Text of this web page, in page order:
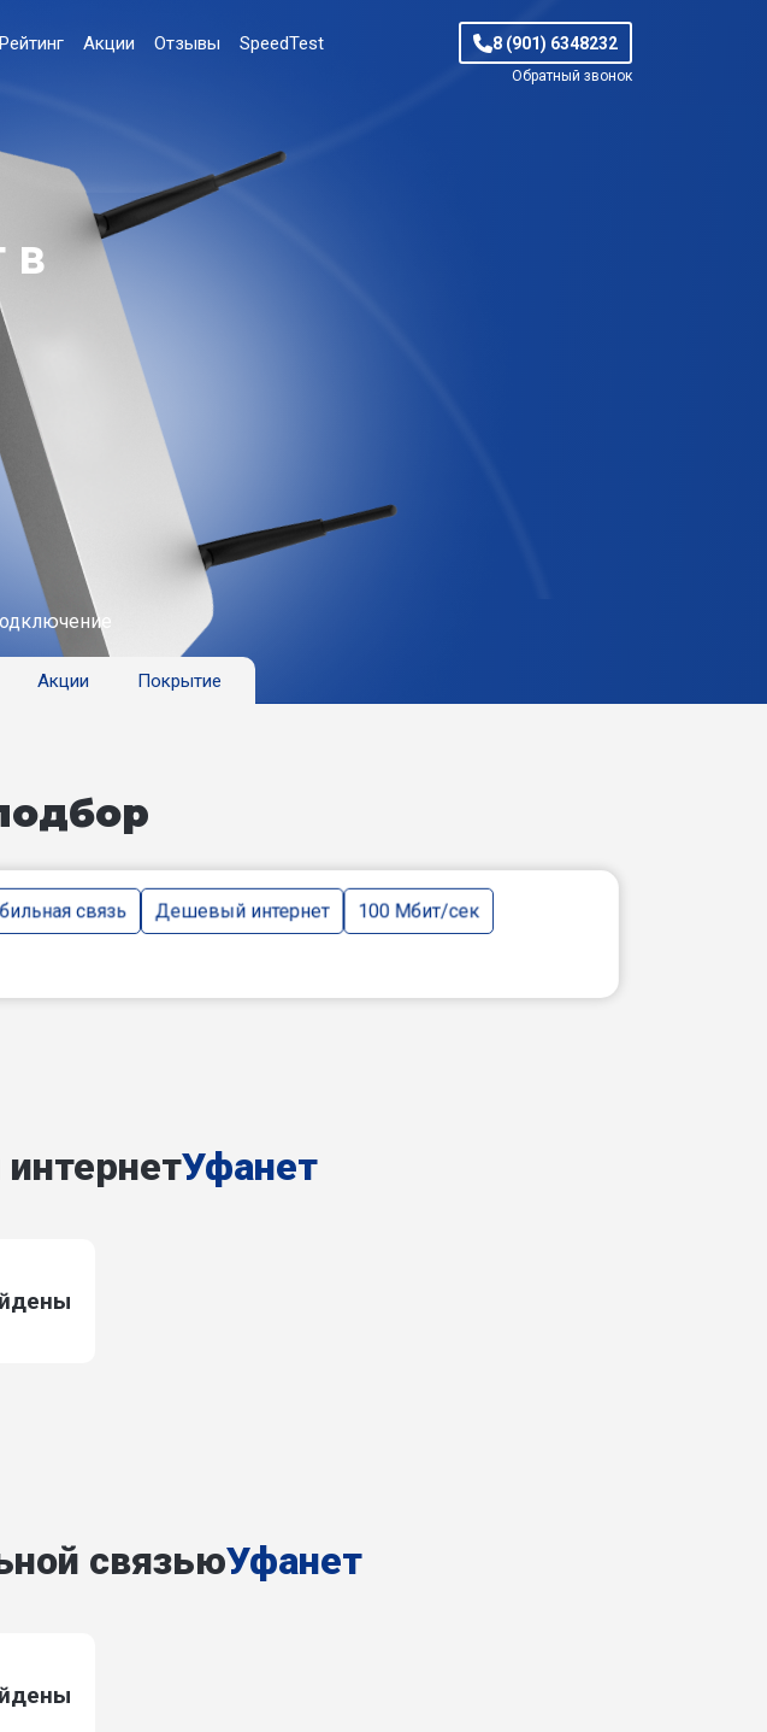
Рейтинг Акции Отзывы SpeedTest 8 (901) 6348232
Обратный звонок
в
Акции Покрытие
связь Дешевый интернет 100 Мбит/сек
Уфанет
связьюУфанет